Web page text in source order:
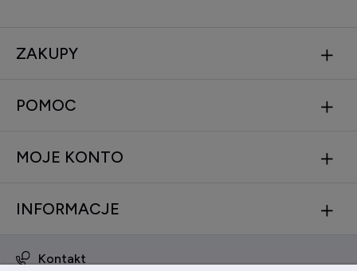
ZAKUPY
POMOC
MOJE KONTO
INFORMACJE
Kontakt